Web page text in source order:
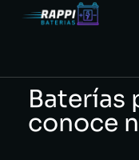
Baterías
conoce